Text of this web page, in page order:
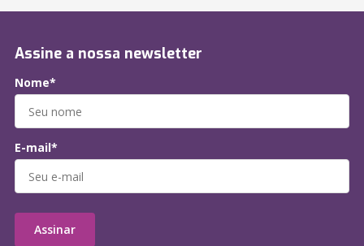
Assine a nossa newsletter
Nome*
E-mail*
Assinar